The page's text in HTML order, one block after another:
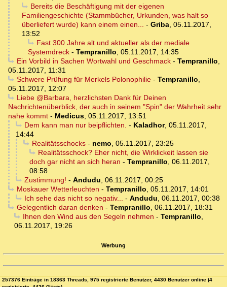
Bereits die Beschäftigung mit der eigenen
Familiengeschichte (Stammbücher, Urkunden, was halt so
überliefert wurde) kann einem einen...
- Griba 05.11.2017,
13:52
Fast 300 Jahre alt und aktueller als der mediale
Systemdreck - Tempranillo 05.11.2017, 14:35
Ein Vorbild in Sachen Wortwahl und Geschmack- Tempranillo
05.11.2017, 11:31
Schwere Prüfung für Merkels Polonophilie- Tempranillo
05.11.2017, 12:07
Liebe @Barbara, herzlichsten Dank für Deinen
Nachrichtenüberblick, der auch in seinem "Spin" der Wahrheit sehr
nahe kommt - Medicus 05.11.2017, 13:51
Dem kann man nur beipflichten. - Kaladhor, 05.11.2017,
14:44
Realitätsschocks- nemo 05.11.2017, 23:25
Realitätsschock? Eher nicht, die Wirklickeit lassen sie
doch gar nicht an sich heran - Tempranillo 06.11.2017,
08:58
Zustimmung! - Andudu 06.11.2017, 00:25
Moskauer Wetterleuchten - Tempranillo 05.11.2017, 14:01
Ich sehe das nicht so negativ...
- Andudu 06.11.2017, 00:38
Gelegentlich daran denken - Tempranillo 06.11.2017, 18:31
Ihnen den Wind aus den Segeln nehmen - Tempranillo
06.11.2017, 19:26
Werbung
257376 Einträge in 18363 Threads, 975 registrierte Benutzer, 4430 Benutzer online (4